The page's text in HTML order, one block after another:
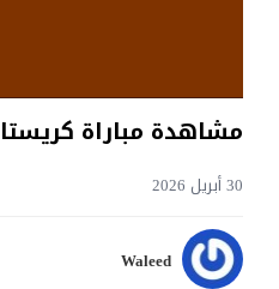
مشاهدة مباراة كريستال بالاس
30 أبريل 2026
Waleed